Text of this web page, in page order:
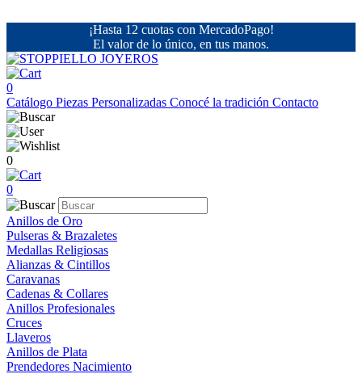
¡Hasta 12 cuotas con MercadoPago!
El valor de lo único, en tus manos.
0
Catálogo Piezas Personalizadas Conocé la tradición Contacto
0
0
Anillos de Oro
Pulseras & Brazaletes
Medallas Religiosas
Alianzas & Cintillos
Caravanas
Cadenas & Collares
Anillos Profesionales
Cruces
Llaveros
Anillos de Plata
Prendedores Nacimiento